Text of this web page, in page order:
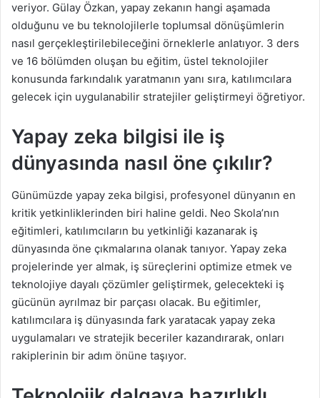
veriyor. Gülay Özkan, yapay zekanın hangi aşamada
olduğunu ve bu teknolojilerle toplumsal dönüşümlerin
nasıl gerçekleştirilebileceğini örneklerle anlatıyor. 3 ders
ve 16 bölümden oluşan bu eğitim, üstel teknolojiler
konusunda farkındalık yaratmanın yanı sıra, katılımcılara
gelecek için uygulanabilir stratejiler geliştirmeyi öğretiyor.
Yapay zeka bilgisi ile iş
dünyasında nasıl öne çıkılır?
Günümüzde yapay zeka bilgisi, profesyonel dünyanın en
kritik yetkinliklerinden biri haline geldi. Neo Skola’nın
eğitimleri, katılımcıların bu yetkinliği kazanarak iş
dünyasında öne çıkmalarına olanak tanıyor. Yapay zeka
projelerinde yer almak, iş süreçlerini optimize etmek ve
teknolojiye dayalı çözümler geliştirmek, gelecekteki iş
gücünün ayrılmaz bir parçası olacak. Bu eğitimler,
katılımcılara iş dünyasında fark yaratacak yapay zeka
uygulamaları ve stratejik beceriler kazandırarak, onları
rakiplerinin bir adım önüne taşıyor.